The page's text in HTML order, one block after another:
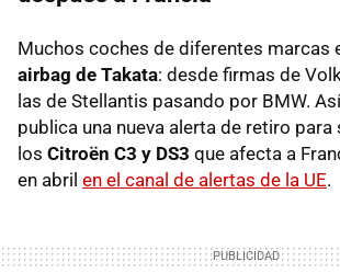
Muchos coches de diferentes marcas
airbag de Takata: desde firmas de
las de Stellantis pasando por BMW.
publica una nueva alerta de retiro
los Citroën C3 y DS3 que afecta a
en abril en el canal de alertas de la UE.